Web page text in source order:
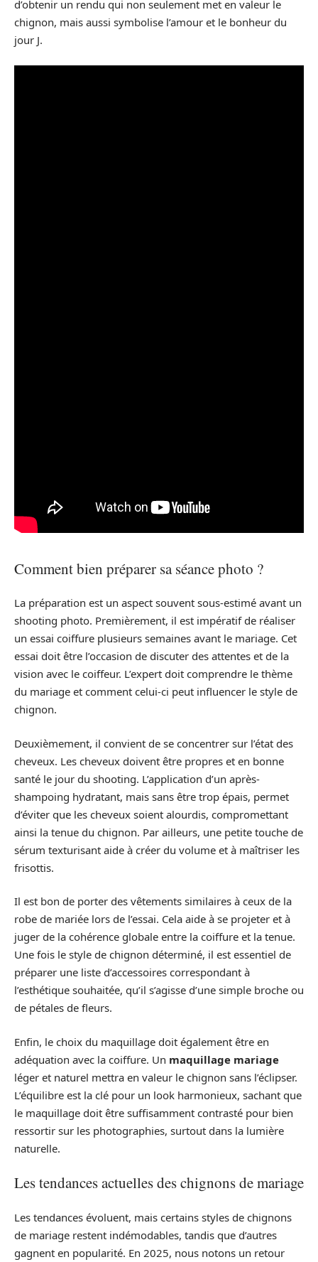
d’obtenir un rendu qui non seulement met en valeur le
chignon, mais aussi symbolise l’amour et le bonheur du
jour J.
Comment bien préparer sa séance photo ?
La préparation est un aspect souvent sous-estimé avant un
shooting photo. Premièrement, il est impératif de réaliser
un essai coiffure plusieurs semaines avant le mariage. Cet
essai doit être l’occasion de discuter des attentes et de la
vision avec le coiffeur. L’expert doit comprendre le thème
du mariage et comment celui-ci peut influencer le style de
chignon.
Deuxièmement, il convient de se concentrer sur l’état des
cheveux. Les cheveux doivent être propres et en bonne
santé le jour du shooting. L’application d’un après-
shampoing hydratant, mais sans être trop épais, permet
d’éviter que les cheveux soient alourdis, compromettant
ainsi la tenue du chignon. Par ailleurs, une petite touche de
sérum texturisant aide à créer du volume et à maîtriser les
frisottis.
Il est bon de porter des vêtements similaires à ceux de la
robe de mariée lors de l’essai. Cela aide à se projeter et à
juger de la cohérence globale entre la coiffure et la tenue.
Une fois le style de chignon déterminé, il est essentiel de
préparer une liste d’accessoires correspondant à
l’esthétique souhaitée, qu’il s’agisse d’une simple broche ou
de pétales de fleurs.
Enfin, le choix du maquillage doit également être en
adéquation avec la coiffure. Un maquillage mariage
léger et naturel mettra en valeur le chignon sans l’éclipser.
L’équilibre est la clé pour un look harmonieux, sachant que
le maquillage doit être suffisamment contrasté pour bien
ressortir sur les photographies, surtout dans la lumière
naturelle.
Les tendances actuelles des chignons de mariage
Les tendances évoluent, mais certains styles de chignons
de mariage restent indémodables, tandis que d’autres
gagnent en popularité. En 2025, nous notons un retour